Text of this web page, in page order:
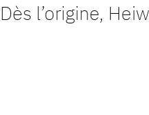
l’origine,